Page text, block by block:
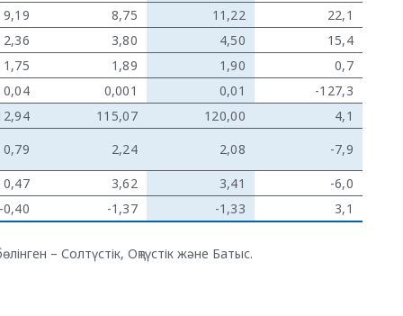
9,19
8,75 11,22
22,1
2,36
3,80 4,50
15,4
1,75
1,89 1,90
0,7
0,04
0,001 0,01
-127,3
115,07 120,00
4,1
0,79
2,24 2,08
-7,9
0,47
3,62 3,41
-6,0
0,40
-1,37 -1,33 3,1
– Солтүстік, Оңтүстік және Батыс.